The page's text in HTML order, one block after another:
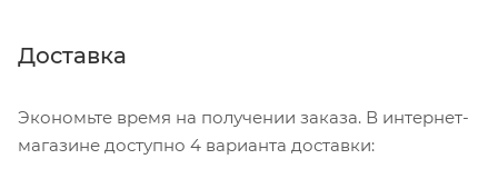
перенаправит вас на сервер системы ASSIST.
Здесь нужно ввести номер карты, срок действия
Доставка
Экономьте время на получении заказа. В интернет-
магазине доступно 4 варианта доставки: